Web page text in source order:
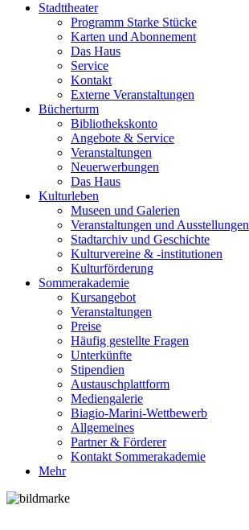
Stadttheater
Programm Starke Stücke
Karten und Abonnement
Das Haus
Service
Kontakt
Externe Veranstaltungen
Bücherturm
Bibliothekskonto
Angebote & Service
Veranstaltungen
Neuerwerbungen
Das Haus
Kulturleben
Museen und Galerien
Veranstaltungen und Ausstellungen
Stadtarchiv und Geschichte
Kulturvereine & -institutionen
Kulturförderung
Sommerakademie
Kursangebot
Veranstaltungen
Preise
Häufig gestellte Fragen
Unterkünfte
Stipendien
Austauschplattform
Mediengalerie
Biagio-Marini-Wettbewerb
Allgemeines
Partner & Förderer
Kontakt Sommerakademie
Mehr